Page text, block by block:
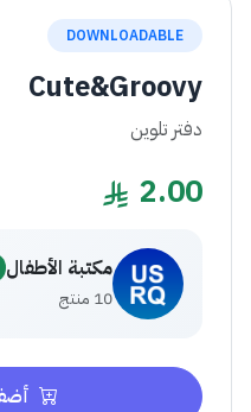
DOWNLOADABLE
Cute&Groovy
دفتر تلوين
2.00
مكتبة الأطفال
10 منتج